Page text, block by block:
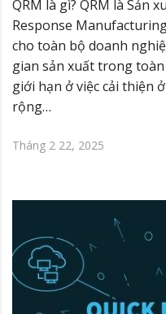
QRM là gì? QRM là Sản
Response
cho toàn bộ doanh
gian sản xuất trong
giới hạn ở việc cải thiện
rộng…
Tháng 2 22, 2025